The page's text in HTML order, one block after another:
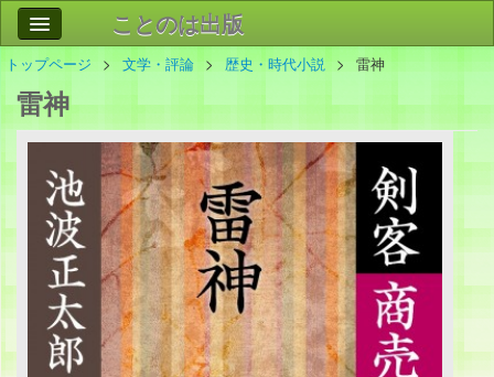
ことのは出版
作品
事業案内
お問い合わせ
トップページ 文学・評論 歴史・時代小説 雷神
雷神